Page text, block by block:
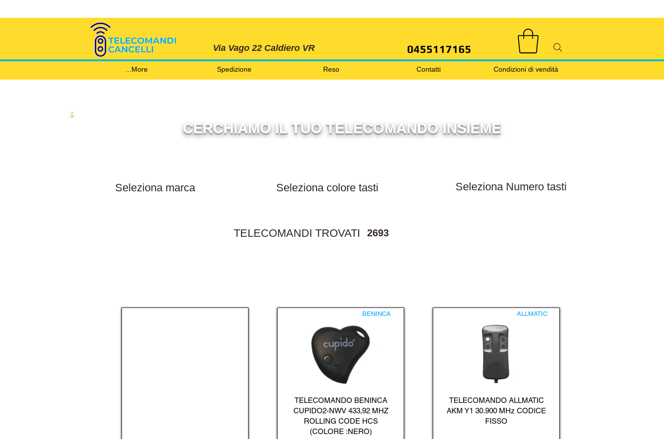
Via Vago 22 Caldiero VR 0455117165
Condizioni di vendità
Contatti
Reso
Spedizione
More...
CERCHIAMO IL TUO TELECOMANDO INSIEME
TELECOMANDI TROVATI 2693
BENINCA
TELECOMANDO BENINCA
CUPIDO2-NWV 433,92 MHZ
ROLLING CODE HCS
(COLORE :NERO)
ALLMATIC
TELECOMANDO ALLMATIC
AKM Y1 30.900 MHz CODICE
FISSO